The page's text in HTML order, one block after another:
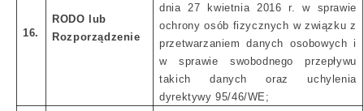
16.
RODO lub
Rozporządzenie
dnia 27 kwietnia 2016 r. w sprawie
ochrony osób fizycznych w związku z
przetwarzaniem danych osobowych i
w sprawie swobodnego przepływu
takich danych oraz uchylenia
dyrektywy 95/46/WE;